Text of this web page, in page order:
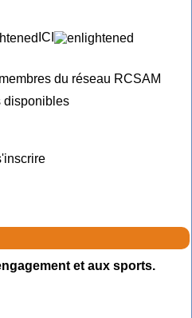
ICI
du réseau RCSAM
disponibles
et aux sports.